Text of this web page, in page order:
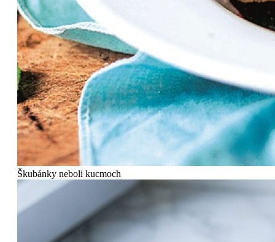
Škubánky neboli kucmoch